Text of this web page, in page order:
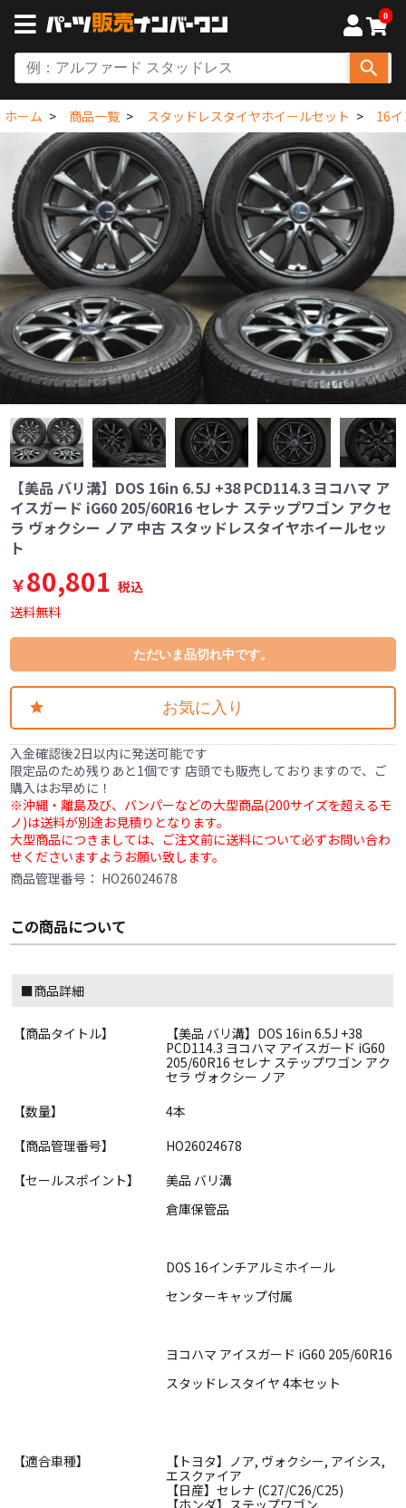
0
ホーム 商品一覧 スタッドレスタイヤホイールセット 16
【美品 バリ溝】DOS 16in 6.5J +38 PCD114.3 ヨコハマ ア
イスガード iG60 205/60R16 セレナ ステップワゴン アクセ
ラ ヴォクシー ノア 中古 スタッドレスタイヤホイールセッ
ト
￥80,801 税込
送料無料
ただいま品切れ中です。
お気に入り
入金確認後2日以内に発送可能です
限定品のため残りあと1個です 店頭でも販売しておりますので、ご
購入はお早めに！
※沖縄・離島及び、バンパーなどの大型商品(200サイズを超えるモ
ノ)は送料が別途お見積りとなります。
大型商品につきましては、ご注文前に送料について必ずお問い合わ
せくださいますようお願い致します。
商品管理番号： HO26024678
この商品について
■商品詳細
【商品タイトル】
【美品 バリ溝】DOS 16in 6.5J +38
PCD114.3 ヨコハマ アイスガード iG60
205/60R16 セレナ ステップワゴン アク
セラ ヴォクシー ノア
【数量】
4本
【商品管理番号】
HO26024678
【セールスポイント】
美品 バリ溝
倉庫保管品
DOS 16インチアルミホイール
センターキャップ付属
ヨコハマ アイスガード iG60 205/60R16
スタッドレスタイヤ 4本セット
【適合車種】
【トヨタ】ノア, ヴォクシー, アイシス,
エスクァイア
【日産】セレナ (C27/C26/C25)
【ホンダ】ステップワゴン